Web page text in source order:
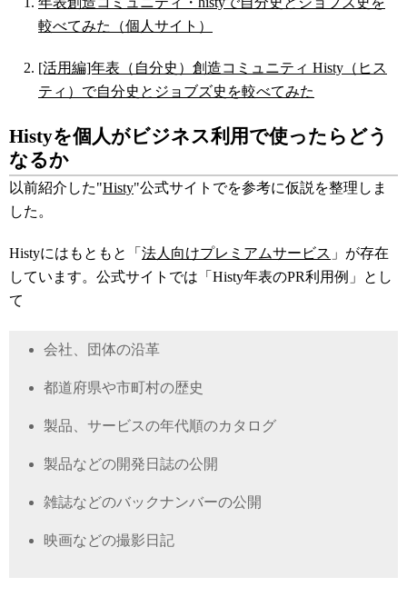
較べてみた（個人サイト）
[活用編]年表（自分史）創造コミュニティ Histy（ヒス
ティ）で自分史とジョブズ史を較べてみた
Histyを個人がビジネス利用で使ったらどう
なるか
以前紹介した"Histy"公式サイトでを参考に仮説を整理しま
した。
Histyにはもともと「 法人向けプレミアムサービス 」が存在
しています。公式サイトでは「Histy年表のPR利用例」とし
て
会社、団体の沿革
都道府県や市町村の歴史
製品、サービスの年代順のカタログ
製品などの開発日誌の公開
雑誌などのバックナンバーの公開
映画などの撮影日記